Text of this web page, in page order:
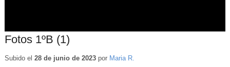
Fotos 1ºB (1)
Subido el 28 de junio de 2023por Maria R.